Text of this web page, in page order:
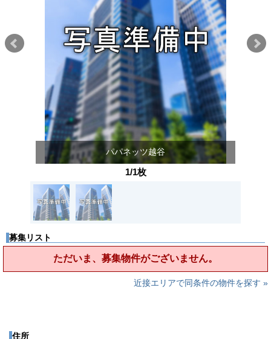
パパネッツ越谷
1/1枚
募集リスト
ただいま、募集物件がございません。
近接エリアで同条件の物件を探す »
住所